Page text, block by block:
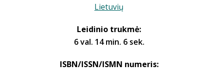
Lietuvių
Leidinio trukmė:
6 val. 14 min. 6 sek.
ISBN/ISSN/ISMN numeris: